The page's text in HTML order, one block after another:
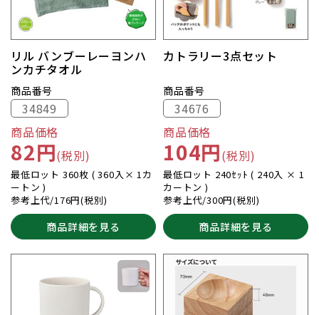
リル バンブーレーヨンハ
ンカチタオル
商品番号
34849
商品価格
82円(税別)
最低ロット 360枚 ( 360入× 1カ
ートン )
参考上代/176円(税別)
商品詳細を見る
カトラリー3点セット
商品番号
34676
商品価格
104円(税別)
最低ロット 240ｾｯﾄ ( 240入 × 1
カートン )
参考上代/300円(税別)
商品詳細を見る